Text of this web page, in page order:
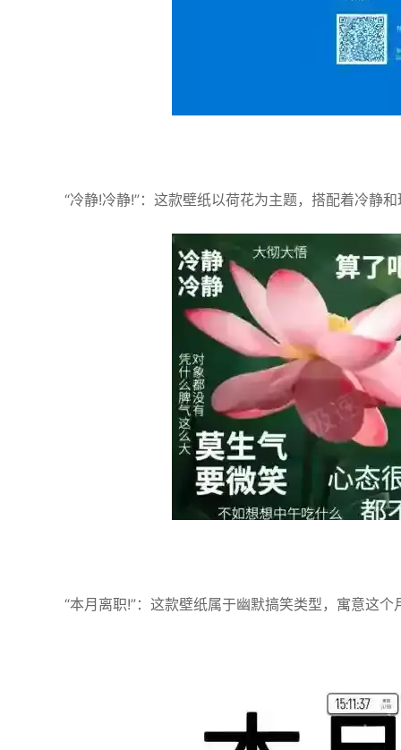
“冷静!冷静!”：这款壁纸以荷花为主题，搭配着冷静
“本月离职!”：这款壁纸属于幽默搞笑类型，寓意这